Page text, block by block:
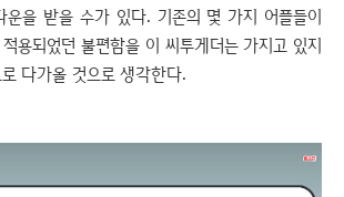
을 받을 수가 있다. 기존의 몇 가지 어플들이
용되었던 불편함을 이 씨투게더는 가지고 있지
다가올 것으로 생각한다.